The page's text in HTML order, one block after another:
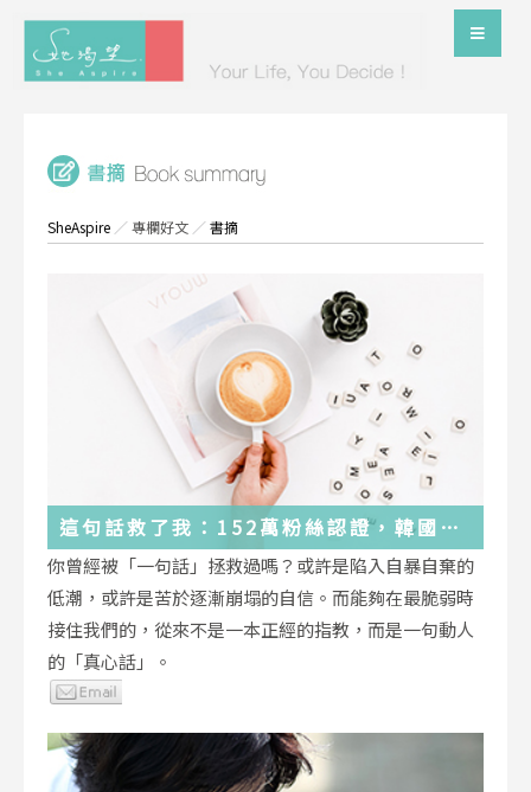
SheAspire ／專欄好文 ／書摘
這句話救了我：152萬粉絲認證，韓國最
受歡迎的YouTuber「國民姐姐」金美敬
為跌落情緒深淵的你雪中送炭！
你曾經被「一句話」拯救過嗎？或許是陷入自暴自棄的
低潮，或許是苦於逐漸崩塌的自信。而能夠在最脆弱時
接住我們的，從來不是一本正經的指教，而是一句動人
的「真心話」。